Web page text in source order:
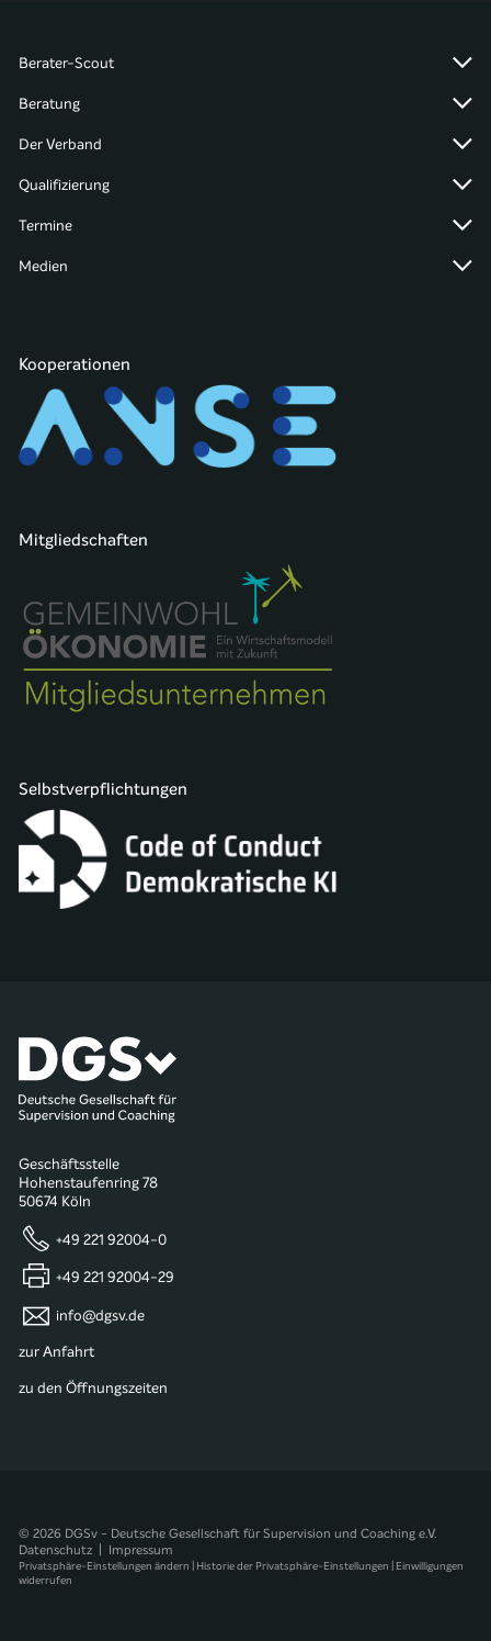
Berater-Scout
Beratung
Der Verband
Qualifizierung
Termine
Medien
Kooperationen
Mitgliedschaften
Selbstverpflichtungen
Geschäftsstelle
Hohenstaufenring 78
50674 Köln
+49 221 92004-0
+49 221 92004-29
info@dgsv.de
zur Anfahrt
zu den Öffnungszeiten
© 2026 DGSv - Deutsche Gesellschaft für Supervision und Coaching e.V.
Datenschutz
Impressum
Privatsphäre-Einstellungen ändern | Historie der Privatsphäre-Einstellungen | Einwilligungen
widerrufen